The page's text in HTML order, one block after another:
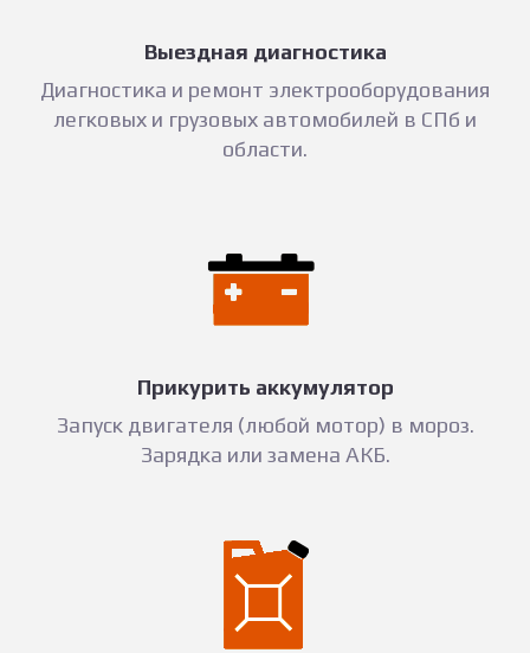
Выездная диагностика
Диагностика и ремонт электрооборудования
легковых и грузовых автомобилей в СПб и
области.
Прикурить аккумулятор
Запуск двигателя (любой мотор) в мороз.
Зарядка или замена АКБ.